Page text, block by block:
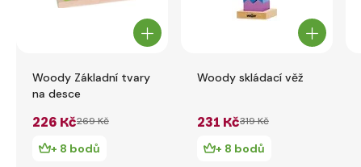
Woody Základní tvary
na desce
226 Kč269 Kč
+ 8 bodů
Woody skládací věž
231 Kč319 Kč
+ 8 bodů